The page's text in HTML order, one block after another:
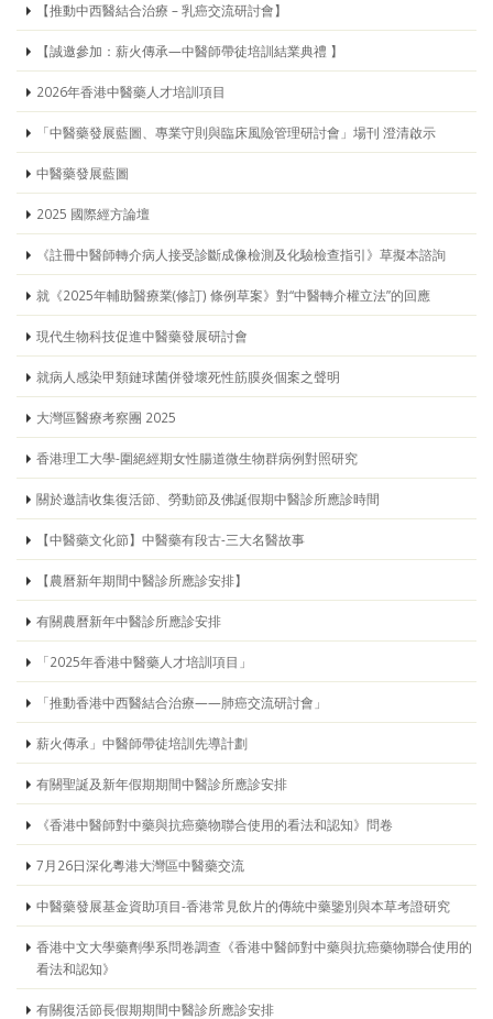
【推動中西醫結合治療 – 乳癌交流研討會】
【誠邀參加：薪火傳承—中醫師帶徒培訓結業典禮 】
2026年香港中醫藥人才培訓項目
「中醫藥發展藍圖、專業守則與臨床風險管理研討會」場刊 澄清啟示
中醫藥發展藍圖
2025 國際經方論壇
《註冊中醫師轉介病人接受診斷成像檢測及化驗檢查指引》草擬本諮詢
就《2025年輔助醫療業(修訂) 條例草案》對“中醫轉介權立法”的回應
現代生物科技促進中醫藥發展研討會
就病人感染甲類鏈球菌併發壞死性筋膜炎個案之聲明
大灣區醫療考察團 2025
香港理工大學-圍絕經期女性腸道微生物群病例對照研究
關於邀請收集復活節、勞動節及佛誕假期中醫診所應診時間
【中醫藥文化節】中醫藥有段古-三大名醫故事
【農曆新年期間中醫診所應診安排】
有關農曆新年中醫診所應診安排
「2025年香港中醫藥人才培訓項目」
「推動香港中西醫結合治療——肺癌交流研討會」
薪火傳承」中醫師帶徒培訓先導計劃
有關聖誕及新年假期期間中醫診所應診安排
《香港中醫師對中藥與抗癌藥物聯合使用的看法和認知》問卷
7月26日深化粵港大灣區中醫藥交流
中醫藥發展基金資助項目-香港常見飲片的傳統中藥鑒別與本草考證研究
香港中文大學藥劑學系問卷調查《香港中醫師對中藥與抗癌藥物聯合使用的
看法和認知》
有關復活節長假期期間中醫診所應診安排